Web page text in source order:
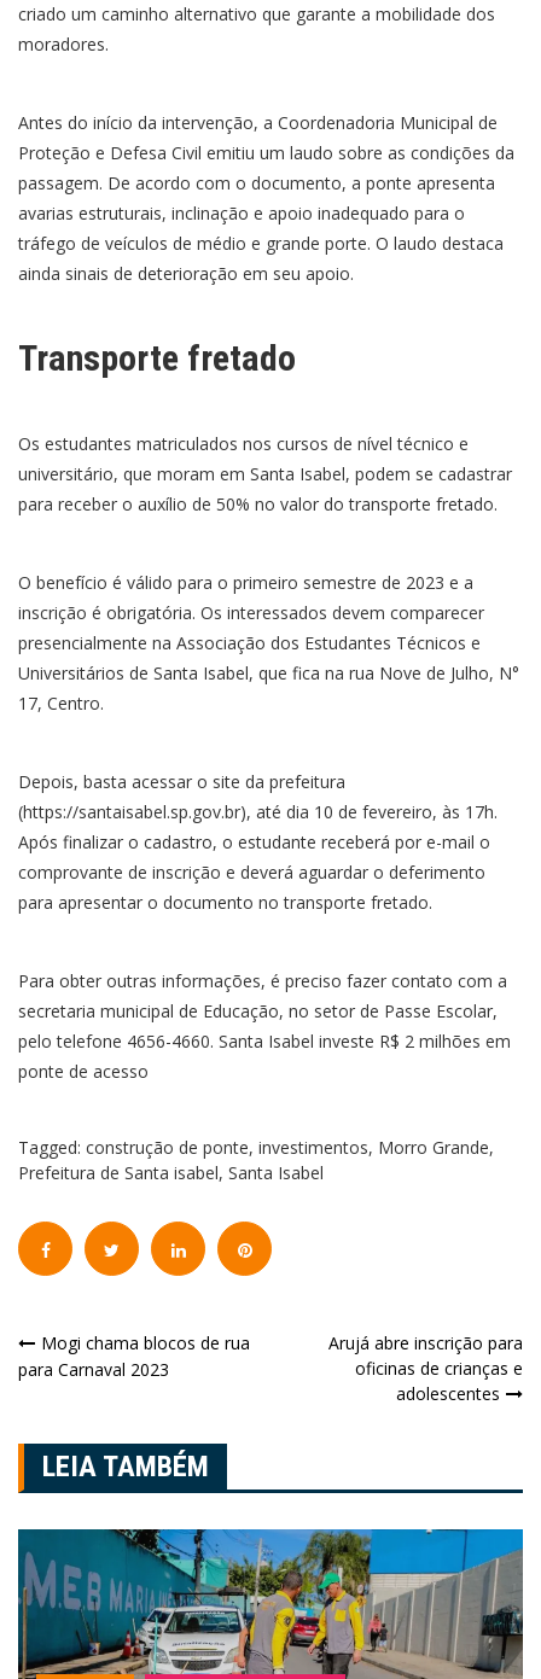
criado um caminho alternativo que garante a mobilidade dos
moradores.
Antes do início da intervenção, a Coordenadoria Municipal de
Proteção e Defesa Civil emitiu um laudo sobre as condições da
passagem. De acordo com o documento, a ponte apresenta
avarias estruturais, inclinação e apoio inadequado para o
tráfego de veículos de médio e grande porte. O laudo destaca
ainda sinais de deterioração em seu apoio.
Transporte fretado
Os estudantes matriculados nos cursos de nível técnico e
universitário, que moram em Santa Isabel, podem se cadastrar
para receber o auxílio de 50% no valor do transporte fretado.
O benefício é válido para o primeiro semestre de 2023 e a
inscrição é obrigatória. Os interessados devem comparecer
presencialmente na Associação dos Estudantes Técnicos e
Universitários de Santa Isabel, que fica na rua Nove de Julho, N°
17, Centro.
Depois, basta acessar o site da prefeitura
(https://santaisabel.sp.gov.br), até dia 10 de fevereiro, às 17h.
Após finalizar o cadastro, o estudante receberá por e-mail o
comprovante de inscrição e deverá aguardar o deferimento
para apresentar o documento no transporte fretado.
Para obter outras informações, é preciso fazer contato com a
secretaria municipal de Educação, no setor de Passe Escolar,
pelo telefone 4656-4660. Santa Isabel investe R$ 2 milhões em
ponte de acesso
Tagged: construção de ponte, investimentos, Morro Grande,
Prefeitura de Santa isabel, Santa Isabel
Navegação
de
Post
Mogi chama blocos de rua
para Carnaval 2023
Arujá abre inscrição para
oficinas de crianças e
adolescentes
LEIA TAMBÉM